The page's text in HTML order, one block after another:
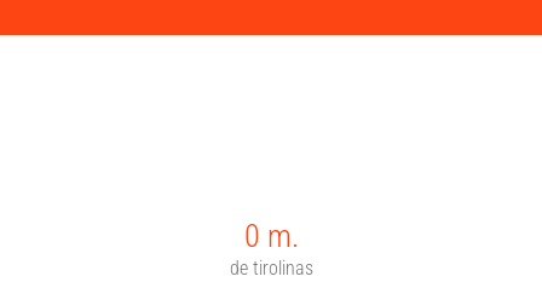
0 m.
de tirolinas